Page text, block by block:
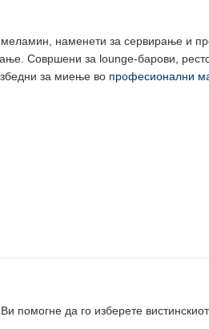
наменети за сервирање и
Совршени за lounge-барови,
за миење во професионални
помогне да го изберете вистинскиот